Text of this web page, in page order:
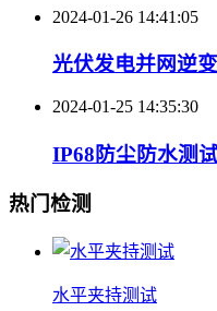
2024-01-26 14:41:05
光伏发电并网逆
2024-01-25 14:35:30
IP68防尘防水测
热门检测
水平夹持测试